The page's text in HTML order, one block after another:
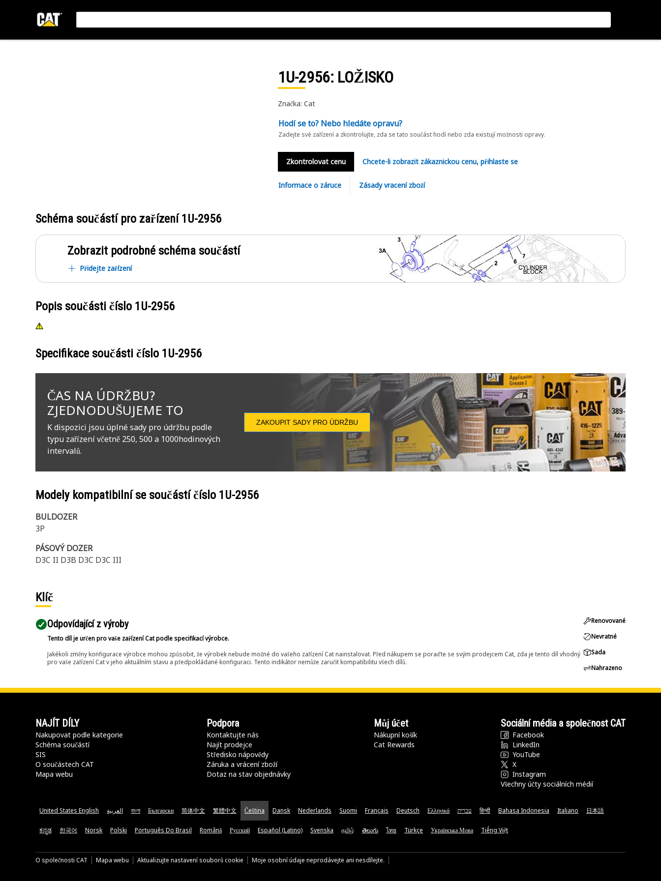
1U-2956: LOŽISKO
Značka: Cat
Hodí se to? Nebo hledáte opravu?
Zadejte své zařízení a zkontrolujte, zda se tato součást hodí nebo zda existují možnosti opravy.
Zkontrolovat cenu Chcete-li zobrazit zákaznickou cenu, přihlaste se
Informace o záruce Zásady vracení zboží
Schéma součástí pro zařízení1U-2956
Zobrazit podrobné schéma součástí
Přidejte zařízení
Popis součásti číslo 1U-2956
Specifikace součásti číslo 1U-2956
ČAS NA ÚDRŽBU?
ZJEDNODUŠUJEME TO
K dispozici jsou úplné sady pro údržbu podle
typu zařízení včetně 250, 500 a 1000hodinových
intervalů.
ZAKOUPIT SADY PRO ÚDRŽBU
Modely kompatibilní se součástí číslo 1U-2956
BULDOZER
3P
PÁSOVÝ DOZER
D3C II D3B D3C D3C III
Klíč
Odpovídající z výroby
Tento díl je určen pro vaše zařízení Cat podle specifikací výrobce.
Jakékoli změny konfigurace výrobce mohou způsobit, že výrobek nebude možné do vašeho zařízení Cat nainstalovat. Před nákupem se poraďte se svým prodejcem Cat, zda je tento díl vhodný
pro vaše zařízení Cat v jeho aktuálním stavu a předpokládané konfiguraci. Tento indikátor nemůže zaručit kompatibilitu všech dílů.
Renovované
Nevratné
Sada
Nahrazeno
NAJÍT DÍLY
Nakupovat podle kategorie
Schéma součástí
SIS
O součástech CAT
Mapa webu
Podpora
Kontaktujte nás
Najít prodejce
Středisko nápovědy
Záruka a vrácení zboží
Dotaz na stav objednávky
Můj účet
Nákupní košík
Cat Rewards
Sociální média a společnost CAT
Facebook
LinkedIn
YouTube
X
Instagram
Všechny účty sociálních médií
United States English العربية বাংলা Български 简体中文 繁體中文 Čeština Dansk Nederlands Suomi Français Deutsch Ελληνικά עברית हिन्दी Bahasa Indonesia Italiano 日本語
ಕನ್ನಡ 한국어 Norsk Polski Português Do Brasil Română Русский Español (Latino) Svenska தமிழ் తెలుగు ไทย Türkçe Українська Мова Tiếng Việt
O společnosti CAT Mapa webu Aktualizujte nastavení souborů cookie Moje osobní údaje neprodávejte ani nesdílejte.